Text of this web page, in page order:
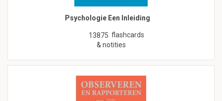
Psychologie Een Inleiding
13875 flashcards
& notities